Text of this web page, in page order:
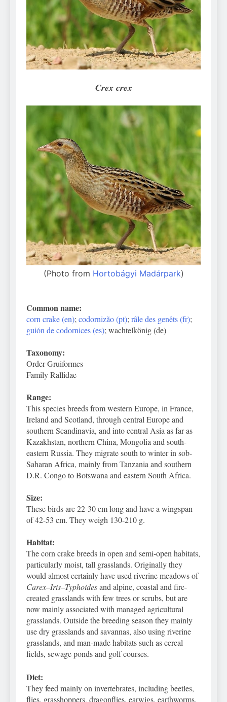
Can Bulldogs Play Fetch?
And How to Train Them!
7 Năm Ago
How Often Do I Need to
Groom My Bulldog
7 Năm Ago
Crex crex
(Photo from Hortobágyi Madárpark)
Common name:
corn crake (en);codornizão (pt);râle des genêts (fr);
guión de codornices (es); wachtelkönig (de)
Taxonomy:
Order Gruiformes
Family Rallidae
Range:
This species breeds from western Europe, in France,
Ireland and Scotland, through central Europe and
southern Scandinavia, and into central Asia as far as
Kazakhstan, northern China, Mongolia and south-
eastern Russia. They migrate south to winter in sob-
Saharan Africa, mainly from Tanzania and southern
D.R. Congo to Botswana and eastern South Africa.
Size:
These birds are 22-30 cm long and have a wingspan
of 42-53 cm. They weigh 130-210 g.
Habitat:
The corn crake breeds in open and semi-open habitats,
particularly moist, tall grasslands. Originally they
would almost certainly have used riverine meadows of
Carex–Iris–Typhoidesand alpine, coastal and fire-
created grasslands with few trees or scrubs, but are
now mainly associated with managed agricultural
grasslands. Outside the breeding season they mainly
use dry grasslands and savannas, also using riverine
grasslands, and man-made habitats such as cereal
fields, sewage ponds and golf courses.
Diet:
They feed mainly on invertebrates, including beetles,
flies, grasshoppers, dragonflies, earwigs, earthworms,